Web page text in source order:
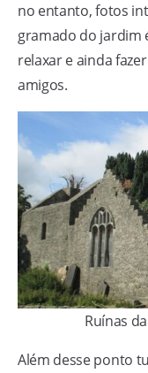
no entanto, fotos
gramado do jardim
relaxar e ainda
amigos.
Ruínas
Além desse ponto